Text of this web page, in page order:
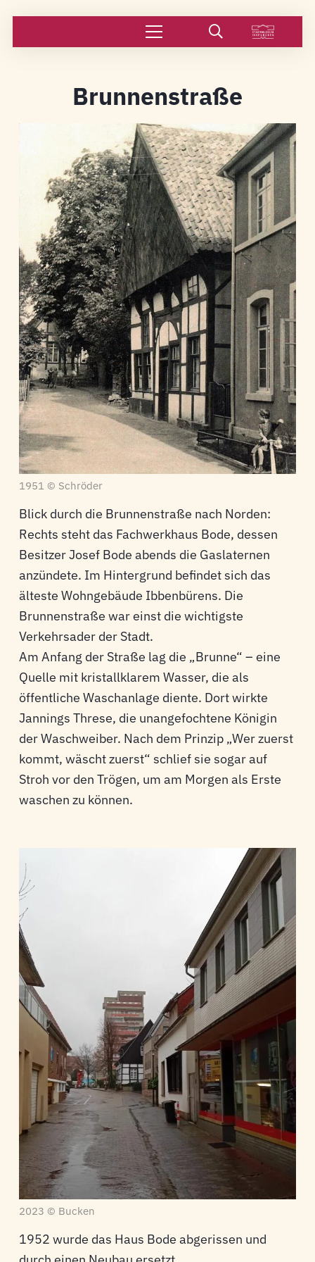
Brunnenstraße
1951 © Schröder
Blick durch die Brunnenstraße nach Norden:
Rechts steht das Fachwerkhaus Bode, dessen
Besitzer Josef Bode abends die Gaslaternen
anzündete. Im Hintergrund befindet sich das
älteste Wohngebäude Ibbenbürens. Die
Brunnenstraße war einst die wichtigste
Verkehrsader der Stadt.
Am Anfang der Straße lag die „Brunne“ – eine
Quelle mit kristallklarem Wasser, die als
öffentliche Waschanlage diente. Dort wirkte
Jannings Threse, die unangefochtene Königin
der Waschweiber. Nach dem Prinzip „Wer zuerst
kommt, wäscht zuerst“ schlief sie sogar auf
Stroh vor den Trögen, um am Morgen als Erste
waschen zu können.
2023 © Bucken
1952 wurde das Haus Bode abgerissen und